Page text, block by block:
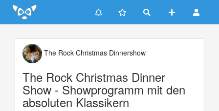
Update cookies preferences
The Rock Christmas Dinnershow
The Rock Christmas Dinner
Show - Showprogramm mit den
absoluten Klassikern